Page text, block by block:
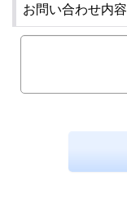
お問い合わせ内容